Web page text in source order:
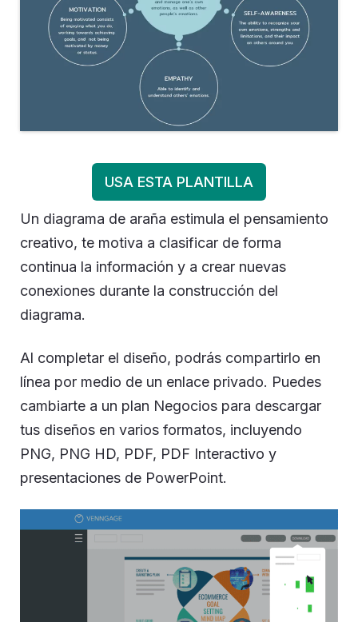
USA ESTA PLANTILLA
Un diagrama de araña estimula el pensamiento
creativo, te motiva a clasificar de forma
continua la información y a crear nuevas
conexiones durante la construcción del
diagrama.
Al completar el diseño, podrás compartirlo en
línea por medio de un enlace privado. Puedes
cambiarte a un plan Negocios para descargar
tus diseños en varios formatos, incluyendo
PNG, PNG HD, PDF, PDF Interactivo y
presentaciones de PowerPoint.